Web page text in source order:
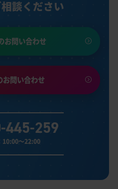
談ください
お問い合わせ
お問い合わせ
445-259
10:00～22:00